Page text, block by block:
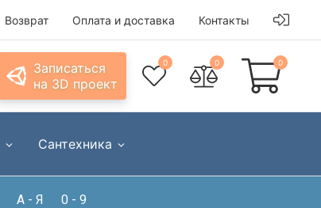
Возврат Оплата и доставка Контакты
Записаться
на 3D проект
0 0 0
Сантехника
А - Я 0 - 9